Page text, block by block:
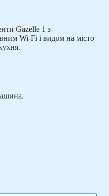
Gazelle 1 з
Wi-Fi і видом на місто